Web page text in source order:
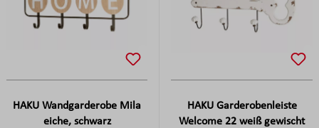
HAKU Wandgarderobe Mila
eiche, schwarz
HAKU Garderobenleiste
Welcome 22 weiß gewischt